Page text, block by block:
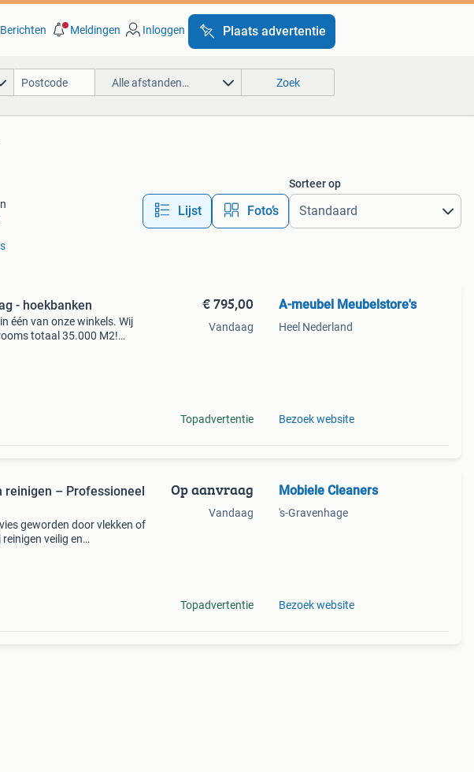
Berichten Meldingen Inloggen Plaats advertentie
Alle afstanden… Zoek
Lijst Foto’s
Sorteer op
- hoekbanken
één van onze winkels. Wij
totaal 35.000 M2!
€ 795,00
Vandaag
Topadvertentie
A-meubel Meubelstore's
Heel Nederland
Bezoek website
reinigen – Professioneel
geworden door vlekken of
veilig en
Op aanvraag
Vandaag
Topadvertentie
Mobiele Cleaners
's-Gravenhage
Bezoek website